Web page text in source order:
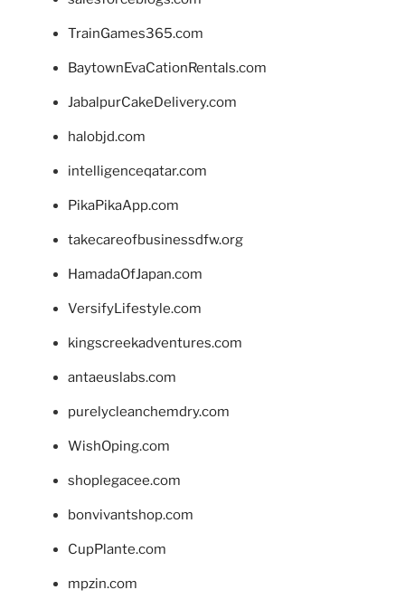
TrainGames365.com
BaytownEvaCationRentals.com
JabalpurCakeDelivery.com
halobjd.com
intelligenceqatar.com
PikaPikaApp.com
takecareofbusinessdfw.org
HamadaOfJapan.com
VersifyLifestyle.com
kingscreekadventures.com
antaeuslabs.com
purelycleanchemdry.com
WishOping.com
shoplegacee.com
bonvivantshop.com
CupPlante.com
mpzin.com